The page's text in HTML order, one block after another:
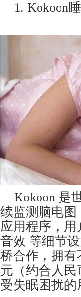
1. Kokoon
Kokoon 是
续监测脑电图
应用程序，
音效 等细节
桥合作，拥有
元（约合人民
受失眠困扰